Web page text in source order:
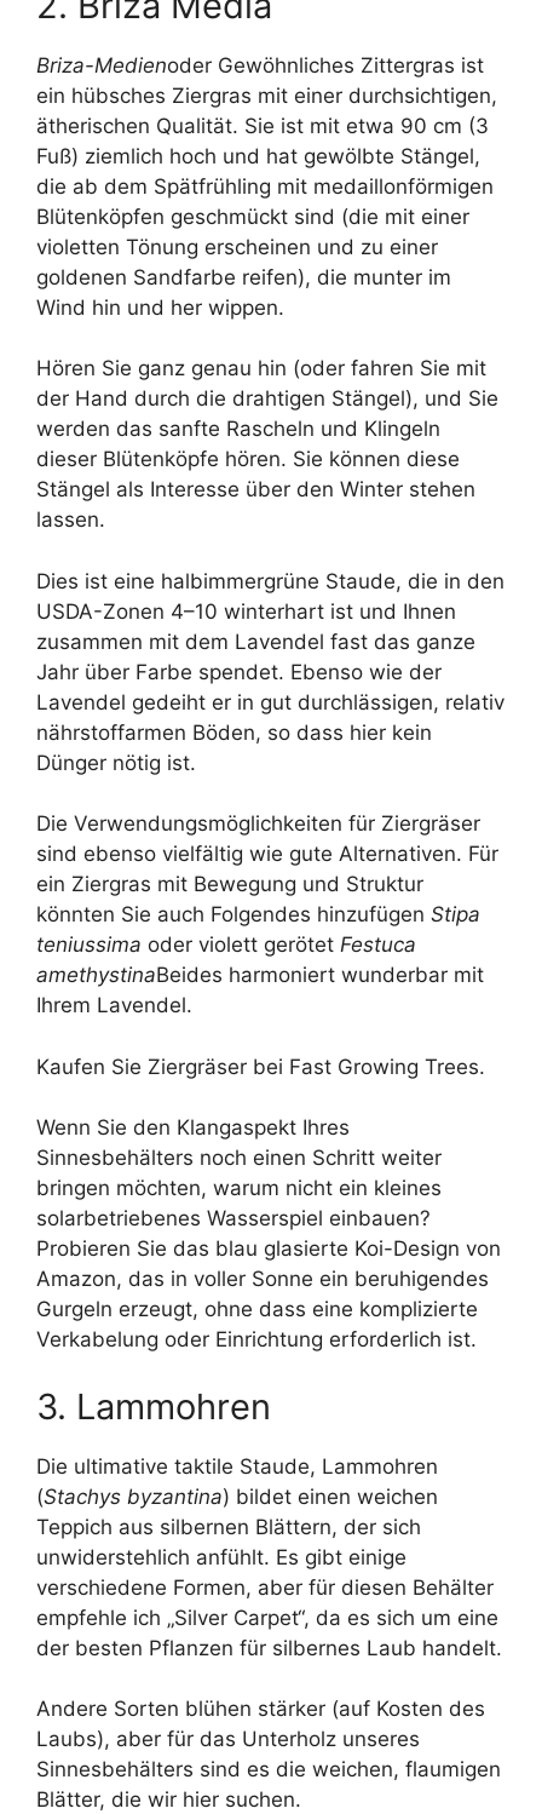
Briza-Medienoder Gewöhnliches Zittergras ist
ein hübsches Ziergras mit einer durchsichtigen,
ätherischen Qualität. Sie ist mit etwa 90 cm (3
Fuß) ziemlich hoch und hat gewölbte Stängel,
die ab dem Spätfrühling mit medaillonförmigen
Blütenköpfen geschmückt sind (die mit einer
violetten Tönung erscheinen und zu einer
goldenen Sandfarbe reifen), die munter im
Wind hin und her wippen.
Hören Sie ganz genau hin (oder fahren Sie mit
der Hand durch die drahtigen Stängel), und Sie
werden das sanfte Rascheln und Klingeln
dieser Blütenköpfe hören. Sie können diese
Stängel als Interesse über den Winter stehen
lassen.
Dies ist eine halbimmergrüne Staude, die in den
USDA-Zonen 4–10 winterhart ist und Ihnen
zusammen mit dem Lavendel fast das ganze
Jahr über Farbe spendet. Ebenso wie der
Lavendel gedeiht er in gut durchlässigen, relativ
nährstoffarmen Böden, so dass hier kein
Dünger nötig ist.
Die Verwendungsmöglichkeiten für Ziergräser
sind ebenso vielfältig wie gute Alternativen. Für
ein Ziergras mit Bewegung und Struktur
könnten Sie auch Folgendes hinzufügen Stipa
teniussima oder violett gerötet Festuca
amethystinaBeides harmoniert wunderbar mit
Ihrem Lavendel.
Kaufen Sie Ziergräser bei Fast Growing Trees.
Wenn Sie den Klangaspekt Ihres
Sinnesbehälters noch einen Schritt weiter
bringen möchten, warum nicht ein kleines
solarbetriebenes Wasserspiel einbauen?
Probieren Sie das blau glasierte Koi-Design von
Amazon, das in voller Sonne ein beruhigendes
Gurgeln erzeugt, ohne dass eine komplizierte
Verkabelung oder Einrichtung erforderlich ist.
3. Lammohren
Die ultimative taktile Staude, Lammohren
(Stachys byzantina) bildet einen weichen
Teppich aus silbernen Blättern, der sich
unwiderstehlich anfühlt. Es gibt einige
verschiedene Formen, aber für diesen Behälter
empfehle ich „Silver Carpet“, da es sich um eine
der besten Pflanzen für silbernes Laub handelt.
Andere Sorten blühen stärker (auf Kosten des
Laubs), aber für das Unterholz unseres
Sinnesbehälters sind es die weichen, flaumigen
Blätter, die wir hier suchen.